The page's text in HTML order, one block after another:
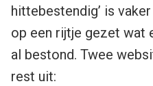
hittebestendig’ is
op een rijtje gezet wat
al bestond. Twee
rest uit: